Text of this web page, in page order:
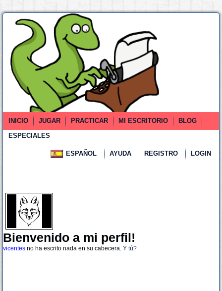
INICIO JUGAR PRACTICAR MI ESCRITORIO
BLOG
ESPECIALES
ESPAÑOL AYUDA REGISTRO LOGIN
Bienvenido a mi perfil!
vicentes no ha escrito nada en su cabecera. Y tú?